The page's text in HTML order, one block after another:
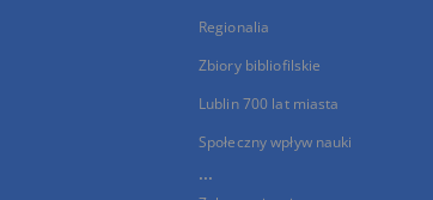
Regionalia
Zbiory bibliofilskie
Lublin 700 lat miasta
Społeczny wpływ nauki
...